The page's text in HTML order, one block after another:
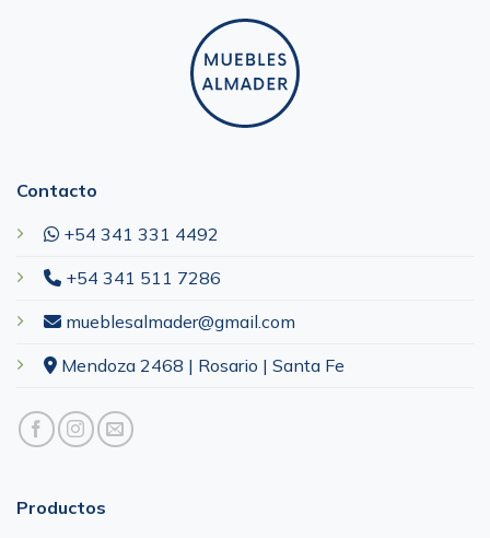
Productos
Contacto
+54 341 331 4492
+54 341 511 7286
mueblesalmader@gmail.com
Mendoza 2468 | Rosario | Santa Fe